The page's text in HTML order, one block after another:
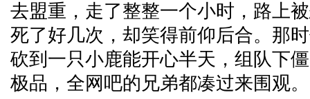
去盟重，走了整整一个小时，路上
死了好几次，却笑得前仰后合。那
砍到一只小鹿能开心半天，组队下
极品，全网吧的兄弟都凑过来围观。